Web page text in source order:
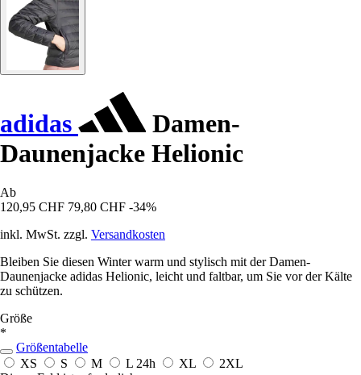
adidas
Damen-
Daunenjacke Helionic
Ab
120,95 CHF 79,80 CHF -34%
inkl. MwSt. zzgl. Versandkosten
Bleiben Sie diesen Winter warm und stylisch mit der Damen-
Daunenjacke adidas Helionic, leicht und faltbar, um Sie vor der Kälte
zu schützen.
Größe
*
Größentabelle
XS
S M L 24h XL
2XL